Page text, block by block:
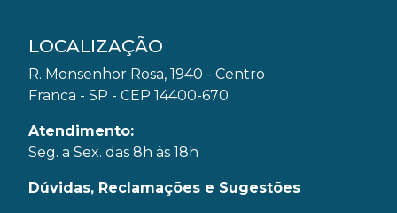
LOCALIZAÇÃO
R. Monsenhor Rosa, 1940 - Centro
Franca - SP - CEP 14400-670
Atendimento:
Seg. a Sex. das 8h às 18h
Dúvidas, Reclamações e Sugestões